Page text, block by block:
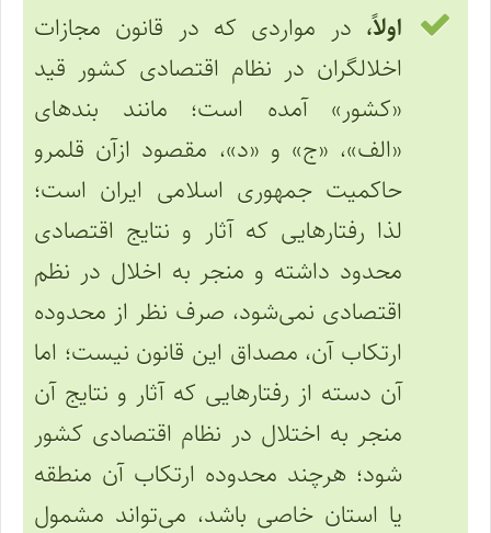
اولاً، در مواردی که در قانون مجازات
اخلالگران در نظام اقتصادی کشور قید
«کشور» آمده است؛ مانند بندهای
«الف»، «ج» و «د»، مقصود ازآن قلمرو
حاکمیت جمهوری اسلامی ایران است؛
لذا رفتارهایی که آثار و نتایج اقتصادی
محدود داشته و منجر به اخلال در نظم
اقتصادی نمی‌شود، صرف نظر از محدوده
ارتکاب آن، مصداق این قانون نیست؛ اما
آن دسته از رفتارهایی که آثار و نتایج آن
منجر به اختلال در نظام اقتصادی کشور
شود؛ هر‌چند محدوده ارتکاب آن منطقه
یا استان خاصی باشد، می‌تواند مشمول